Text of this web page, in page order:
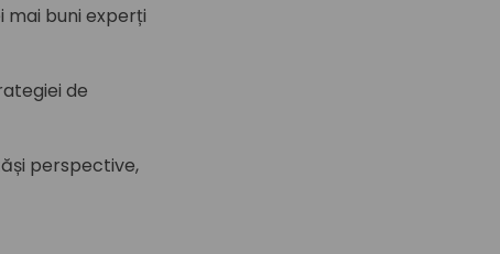
mai buni experți
de
perspective,